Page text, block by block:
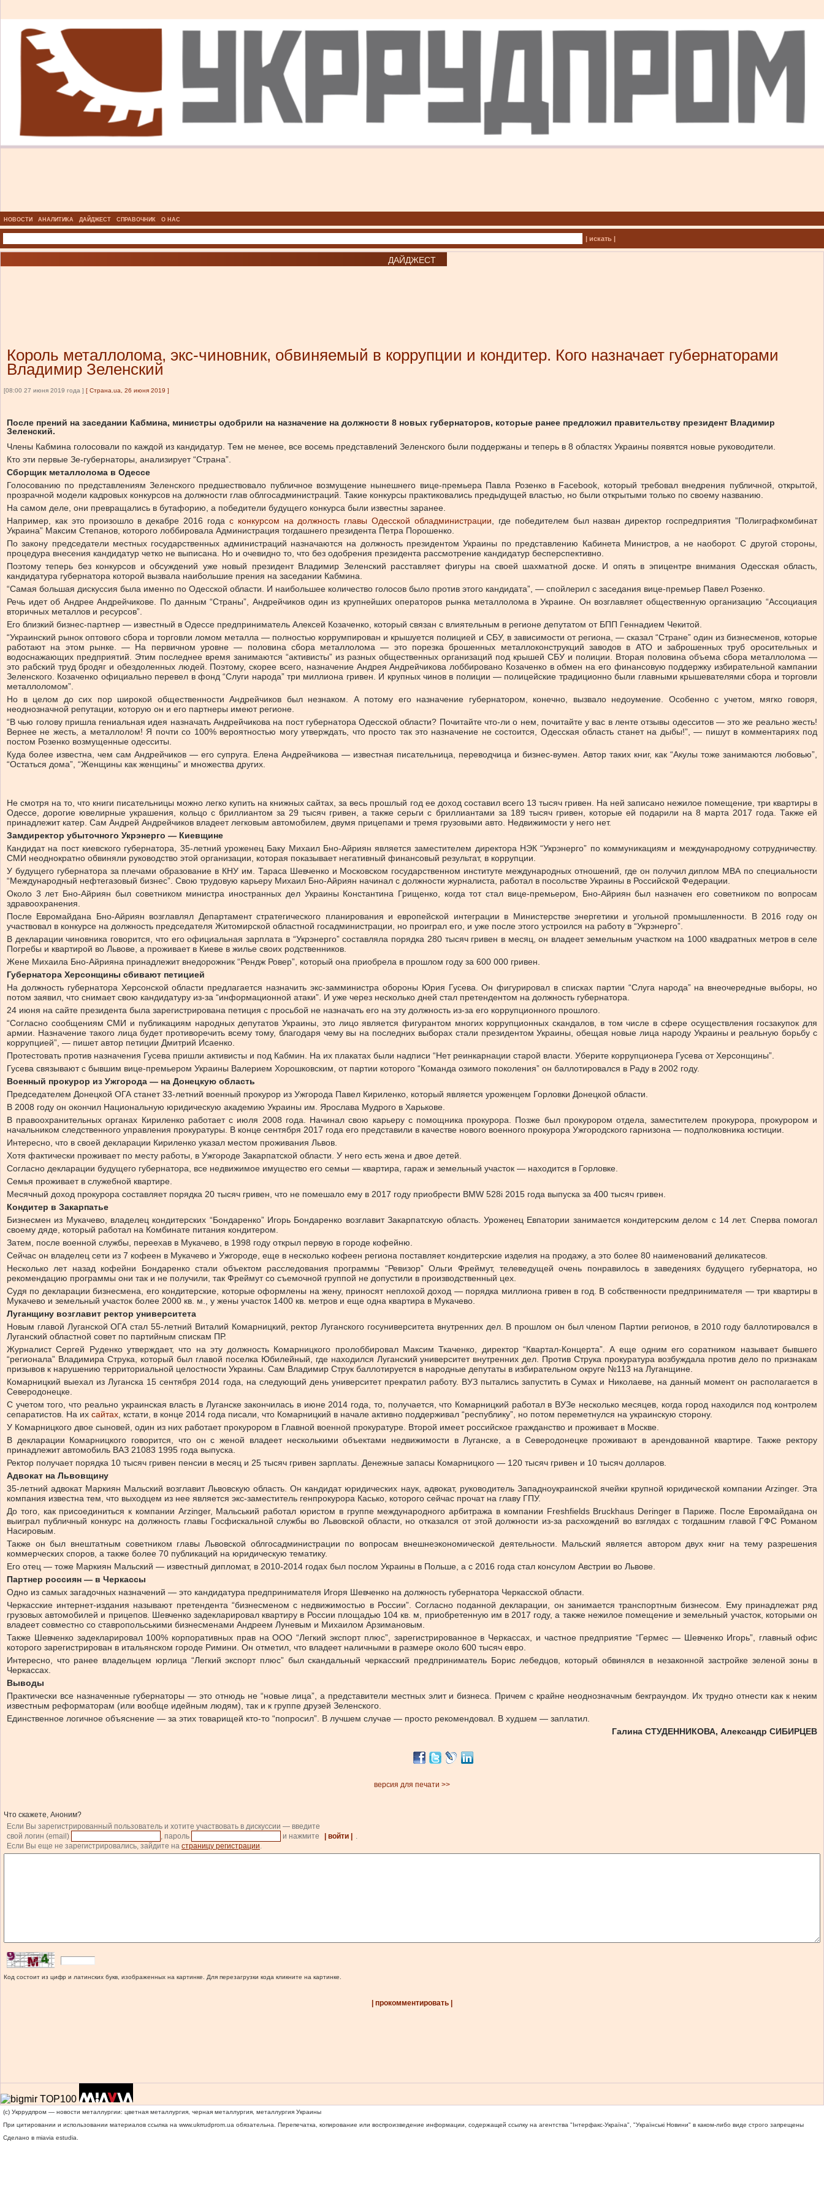
НОВОСТИ АНАЛИТИКА ДАЙДЖЕСТ СПРАВОЧНИК О НАС
| искать |
ДАЙДЖЕСТ
Король металлолома, экс-чиновник, обвиняемый в коррупции и кондитер. Кого назначает губернаторами
Владимир Зеленский
[08:00 27 июня 2019 года ] [ Страна.ua, 26 июня 2019 ]
После прений на заседании Кабмина, министры одобрили на назначение на должности 8 новых губернаторов, которые ранее предложил правительству президент Владимир
Зеленский.
Члены Кабмина голосовали по каждой из кандидатур. Тем не менее, все восемь представлений Зеленского были поддержаны и теперь в 8 областях Украины появятся новые руководители.
Кто эти первые Зе-губернаторы, анализирует “Страна”.
Сборщик металлолома в Одессе
Голосованию по представлениям Зеленского предшествовало публичное возмущение нынешнего вице-премьера Павла Розенко в Facebook, который требовал внедрения публичной, открытой,
прозрачной модели кадровых конкурсов на должности глав облгосадминистраций. Такие конкурсы практиковались предыдущей властью, но были открытыми только по своему названию.
На самом деле, они превращались в бутафорию, а победители будущего конкурса были известны заранее.
Например, как это произошло в декабре 2016 года с конкурсом на должность главы Одесской обладминистрации , где победителем был назван директор госпредприятия ”Полиграфкомбинат
Украина” Максим Степанов, которого лоббировала Администрация тогдашнего президента Петра Порошенко.
По закону председатели местных государственных администраций назначаются на должность президентом Украины по представлению Кабинета Министров, а не наоборот. С другой стороны,
процедура внесения кандидатур четко не выписана. Но и очевидно то, что без одобрения президента рассмотрение кандидатур бесперспективно.
Поэтому теперь без конкурсов и обсуждений уже новый президент Владимир Зеленский расставляет фигуры на своей шахматной доске. И опять в эпицентре внимания Одесская область,
кандидатура губернатора которой вызвала наибольшие прения на заседании Кабмина.
“Самая большая дискуссия была именно по Одесской области. И наибольшее количество голосов было против этого кандидата”, — спойлерил с заседания вице-премьер Павел Розенко.
Речь идет об Андрее Андрейчикове. По данным “Страны”, Андрейчиков один из крупнейших операторов рынка металлолома в Украине. Он возглавляет общественную организацию “Ассоциация
вторичных металлов и ресурсов”.
Его близкий бизнес-партнер — известный в Одессе предприниматель Алексей Козаченко, который связан с влиятельным в регионе депутатом от БПП Геннадием Чекитой.
“Украинский рынок оптового сбора и торговли ломом металла — полностью коррумпирован и крышуется полицией и СБУ, в зависимости от региона, — сказал “Стране” один из бизнесменов, которые
работают на этом рынке. — На первичном уровне — половина сбора металлолома — это порезка брошенных металлоконструкций заводов в АТО и заброшенных труб оросительных и
водоснажающих предприятий. Этим последнее время занимаются “активисты” из разных общественных организаций под крышей СБУ и полиции. Вторая половина объема сбора металлолома —
это рабский труд бродяг и обездоленных людей. Поэтому, скорее всего, назначение Андрея Андрейчикова лоббировано Козаченко в обмен на его финансовую поддержку избирательной кампании
Зеленского. Козаченко официально перевел в фонд “Слуги народа” три миллиона гривен. И крупных чинов в полиции — полицейские традиционно были главными крышевателями сбора и торговли
металлоломом”.
Но в целом до сих пор широкой общественности Андрейчиков был незнаком. А потому его назначение губернатором, конечно, вызвало недоумение. Особенно с учетом, мягко говоря,
неоднозначной репутации, которую он и его партнеры имеют регионе.
“В чью голову пришла гениальная идея назначать Андрейчикова на пост губернатора Одесской области? Почитайте что-ли о нем, почитайте у вас в ленте отзывы одесситов — это же реально жесть!
Вернее не жесть, а металлолом! Я почти со 100% вероятностью могу утверждать, что просто так это назначение не состоится, Одесская область станет на дыбы!”, — пишут в комментариях под
постом Розенко возмущенные одесситы.
Куда более известна, чем сам Андрейчиков — его супруга. Елена Андрейчикова — известная писательница, переводчица и бизнес-вумен. Автор таких книг, как “Акулы тоже занимаются любовью”,
“Остаться дома”, “Женщины как женщины” и множества других.
Не смотря на то, что книги писательницы можно легко купить на книжных сайтах, за весь прошлый год ее доход составил всего 13 тысяч гривен. На ней записано нежилое помещение, три квартиры в
Одессе, дорогие ювелирные украшения, кольцо с бриллиантом за 29 тысяч гривен, а также серьги с бриллиантами за 189 тысяч гривен, которые ей подарили на 8 марта 2017 года. Также ей
принадлежит катер. Сам Андрей Андрейчиков владеет легковым автомобилем, двумя прицепами и тремя грузовыми авто. Недвижимости у него нет.
Замдиректор убыточного Укрэнерго — Киевщине
Кандидат на пост киевского губернатора, 35-летний уроженец Баку Михаил Бно-Айриян является заместителем директора НЭК “Укрэнерго” по коммуникациям и международному сотрудничеству.
СМИ неоднократно обвиняли руководство этой организации, которая показывает негативный финансовый результат, в коррупции.
У будущего губернатора за плечами образование в КНУ им. Тараса Шевченко и Московском государственном институте международных отношений, где он получил диплом МВА по специальности
“Международный нефтегазовый бизнес”. Свою трудовую карьеру Михаил Бно-Айриян начинал с должности журналиста, работал в посольстве Украины в Российской Федерации.
Около 3 лет Бно-Айриян был советником министра иностранных дел Украины Константина Грищенко, когда тот стал вице-премьером, Бно-Айриян был назначен его советником по вопросам
здравоохранения.
После Евромайдана Бно-Айриян возглавлял Департамент стратегического планирования и европейской интеграции в Министерстве энергетики и угольной промышленности. В 2016 году он
участвовал в конкурсе на должность председателя Житомирской областной госадминистрации, но проиграл его, и уже после этого устроился на работу в “Укрэнерго”.
В декларации чиновника говорится, что его официальная зарплата в “Укрэнерго” составляла порядка 280 тысяч гривен в месяц, он владеет земельным участком на 1000 квадратных метров в селе
Погребы и квартирой во Львове, а проживает в Киеве в жилье своих родственников.
Жене Михаила Бно-Айрияна принадлежит внедорожник “Рендж Ровер”, который она приобрела в прошлом году за 600 000 гривен.
Губернатора Херсонщины сбивают петицией
На должность губернатора Херсонской области предлагается назначить экс-замминистра обороны Юрия Гусева. Он фигурировал в списках партии “Слуга народа” на внеочередные выборы, но
потом заявил, что снимает свою кандидатуру из-за “информационной атаки”. И уже через несколько дней стал претендентом на должность губернатора.
24 июня на сайте президента была зарегистрирована петиция с просьбой не назначать его на эту должность из-за его коррупционного прошлого.
“Согласно сообщениям СМИ и публикациям народных депутатов Украины, это лицо является фигурантом многих коррупционных скандалов, в том числе в сфере осуществления госзакупок для
армии. Назначение такого лица будет противоречить всему тому, благодаря чему вы на последних выборах стали президентом Украины, обещая новые лица народу Украины и реальную борьбу с
коррупцией”, — пишет автор петиции Дмитрий Исаенко.
Протестовать против назначения Гусева пришли активисты и под Кабмин. На их плакатах были надписи “Нет реинкарнации старой власти. Уберите коррупционера Гусева от Херсонщины”.
Гусева связывают с бывшим вице-премьером Украины Валерием Хорошковским, от партии которого “Команда озимого поколения” он баллотировался в Раду в 2002 году.
Военный прокурор из Ужгорода — на Донецкую область
Председателем Донецкой ОГА станет 33-летний военный прокурор из Ужгорода Павел Кириленко, который является уроженцем Горловки Донецкой области.
В 2008 году он окончил Национальную юридическую академию Украины им. Ярослава Мудрого в Харькове.
В правоохранительных органах Кириленко работает с июля 2008 года. Начинал свою карьеру с помощника прокурора. Позже был прокурором отдела, заместителем прокурора, прокурором и
начальником следственного управления прокуратуры. В конце сентября 2017 года его представили в качестве нового военного прокурора Ужгородского гарнизона — подполковника юстиции.
Интересно, что в своей декларации Кириленко указал местом проживания Львов.
Хотя фактически проживает по месту работы, в Ужгороде Закарпатской области. У него есть жена и двое детей.
Согласно декларации будущего губернатора, все недвижимое имущество его семьи — квартира, гараж и земельный участок — находится в Горловке.
Семья проживает в служебной квартире.
Месячный доход прокурора составляет порядка 20 тысяч гривен, что не помешало ему в 2017 году приобрести BMW 528i 2015 года выпуска за 400 тысяч гривен.
Кондитер в Закарпатье
Бизнесмен из Мукачево, владелец кондитерских “Бондаренко” Игорь Бондаренко возглавит Закарпатскую область. Уроженец Евпатории занимается кондитерским делом с 14 лет. Сперва помогал
своему дяде, который работал на Комбинате питания кондитером.
Затем, после военной службы, переехав в Мукачево, в 1998 году открыл первую в городе кофейню.
Сейчас он владелец сети из 7 кофеен в Мукачево и Ужгороде, еще в несколько кофеен региона поставляет кондитерские изделия на продажу, а это более 80 наименований деликатесов.
Несколько лет назад кофейни Бондаренко стали объектом расследования программы “Ревизор” Ольги Фреймут, телеведущей очень понравилось в заведениях будущего губернатора, но
рекомендацию программы они так и не получили, так Фреймут со съемочной группой не допустили в производственный цех.
Судя по декларации бизнесмена, его кондитерские, которые оформлены на жену, приносят неплохой доход — порядка миллиона гривен в год. В собственности предпринимателя — три квартиры в
Мукачево и земельный участок более 2000 кв. м., у жены участок 1400 кв. метров и еще одна квартира в Мукачево.
Луганщину возглавит ректор университета
Новым главой Луганской ОГА стал 55-летний Виталий Комарницкий, ректор Луганского госуниверситета внутренних дел. В прошлом он был членом Партии регионов, в 2010 году баллотировался в
Луганский областной совет по партийным спискам ПР.
Журналист Сергей Руденко утверждает, что на эту должность Комарницкого пролоббировал Максим Ткаченко, директор “Квартал-Концерта”. А еще одним его соратником называет бывшего
“регионала” Владимира Струка, который был главой поселка Юбилейный, где находился Луганский университет внутренних дел. Против Струка прокуратура возбуждала против дело по признакам
призывов к нарушению территориальной целостности Украины. Сам Владимир Струк баллотируется в народные депутаты в избирательном округе №113 на Луганщине.
Комарницкий выехал из Луганска 15 сентября 2014 года, на следующий день университет прекратил работу. ВУЗ пытались запустить в Сумах и Николаеве, на данный момент он располагается в
Северодонецке.
С учетом того, что реально украинская власть в Луганске закончилась в июне 2014 года, то, получается, что Комарницкий работал в ВУЗе несколько месяцев, когда город находился под контролем
сепаратистов. На их сайтах , кстати, в конце 2014 года писали, что Комарницкий в начале активно поддерживал “республику”, но потом переметнулся на украинскую сторону.
У Комарницкого двое сыновей, один из них работает прокурором в Главной военной прокуратуре. Второй имеет российское гражданство и проживает в Москве.
В декларации Комарницкого говорится, что он с женой владеет несколькими объектами недвижимости в Луганске, а в Северодонецке проживают в арендованной квартире. Также ректору
принадлежит автомобиль ВАЗ 21083 1995 года выпуска.
Ректор получает порядка 10 тысяч гривен пенсии в месяц и 25 тысяч гривен зарплаты. Денежные запасы Комарницкого — 120 тысяч гривен и 10 тысяч долларов.
Адвокат на Львовщину
35-летний адвокат Маркиян Мальский возглавит Львовскую область. Он кандидат юридических наук, адвокат, руководитель Западноукраинской ячейки крупной юридической компании Arzinger. Эта
компания известна тем, что выходцем из нее является экс-заместитель генпрокурора Касько, которого сейчас прочат на главу ГПУ.
До того, как присоединиться к компании Arzinger, Мальський работал юристом в группе международного арбитража в компании Freshfields Bruckhaus Deringer в Париже. После Евромайдана он
выиграл публичный конкурс на должность главы Госфискальной службы во Львовской области, но отказался от этой должности из-за расхождений во взглядах с тогдашним главой ГФС Романом
Насировым.
Также он был внештатным советником главы Львовской облгосадминистрации по вопросам внешнеэкономической деятельности. Мальский является автором двух книг на тему разрешения
коммерческих споров, а также более 70 публикаций на юридическую тематику.
Его отец — тоже Маркиян Мальский — известный дипломат, в 2010-2014 годах был послом Украины в Польше, а с 2016 года стал консулом Австрии во Львове.
Партнер россиян — в Черкассы
Одно из самых загадочных назначений — это кандидатура предпринимателя Игоря Шевченко на должность губернатора Черкасской области.
Черкасские интернет-издания называют претендента “бизнесменом с недвижимостью в России”. Согласно поданной декларации, он занимается транспортным бизнесом. Ему принадлежат ряд
грузовых автомобилей и прицепов. Шевченко задекларировал квартиру в России площадью 104 кв. м, приобретенную им в 2017 году, а также нежилое помещение и земельный участок, которыми он
владеет совместно со ставропольськими бизнесменами Андреем Луневым и Михаилом Арзимановым.
Также Шевченко задекларировал 100% корпоративных прав на ООО “Легкий экспорт плюс”, зарегистрированное в Черкассах, и частное предприятие “Гермес — Шевченко Игорь”, главный офис
которого зарегистрирован в итальянском городе Римини. Он отметил, что владеет наличными в размере около 600 тысяч евро.
Интересно, что ранее владельцем юрлица “Легкий экспорт плюс” был скандальный черкасский предприниматель Борис лебедцов, который обвинялся в незаконной застройке зеленой зоны в
Черкассах.
Выводы
Практически все назначенные губернаторы — это отнюдь не “новые лица”, а представители местных элит и бизнеса. Причем с крайне неоднозначным бекграундом. Их трудно отнести как к неким
известным реформаторам (или вообще идейным людям), так и к группе друзей Зеленского.
Единственное логичное объяснение — за этих товарищей кто-то “попросил”. В лучшем случае — просто рекомендовал. В худшем — заплатил.
Галина СТУДЕННИКОВА, Александр СИБИРЦЕВ
версия для печати >>
Что скажете, Аноним?
Если Вы зарегистрированный пользователь и хотите участвовать в дискуссии — введите
свой логин (email)
, пароль и нажмите | войти |
.
Если Вы еще не зарегистрировались, зайдите на страницу регистрации.
Код состоит из цифр и латинских букв, изображенных на картинке. Для перезагрузки кода кликните на картинке.
| прокомментировать |
(c) Укррудпром — новости металлургии: цветная металлургия, черная металлургия, металлургия Украины
При цитировании и использовании материалов ссылка на www.ukrrudprom.ua обязательна. Перепечатка, копирование или воспроизведение информации, содержащей ссылку на агентства "Iнтерфакс-Україна", "Українськi Новини" в каком-либо виде строго запрещены
Сделано в miavia estudia.